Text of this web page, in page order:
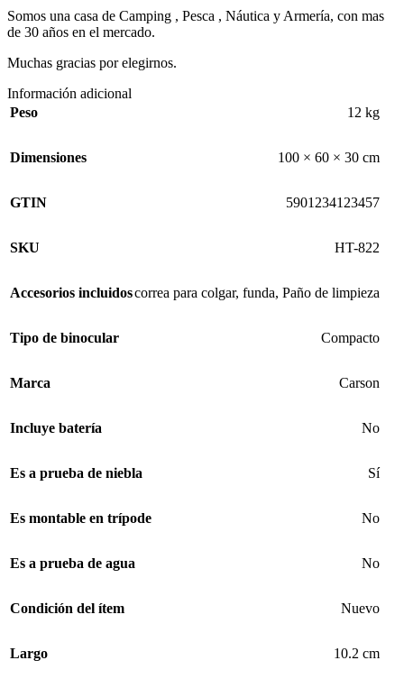
Somos una casa de Camping , Pesca , Náutica y Armería, con mas
de 30 años en el mercado.
Muchas gracias por elegirnos.
Información adicional
Peso
12 kg
Dimensiones 100 × 60 × 30 cm
GTIN 5901234123457
SKU HT-822
Accesorios incluidoscorrea para colgar, funda, Paño de limpieza
Tipo de binocular Compacto
Marca Carson
Incluye batería No
Es a prueba de niebla Sí
Es montable en trípode No
Es a prueba de agua No
Condición del ítem Nuevo
Largo 10.2 cm